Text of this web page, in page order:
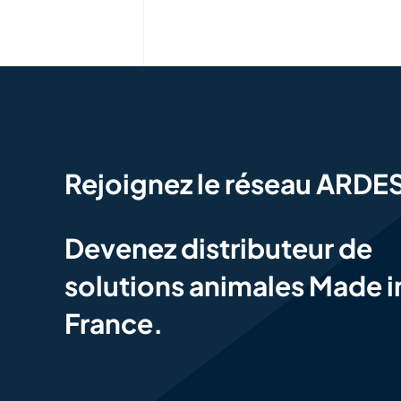
Rejoignez le réseau
Devenez distributeur de
solutions animales Made
France.